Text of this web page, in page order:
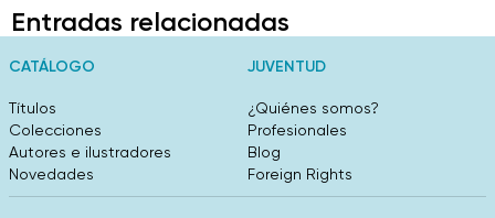
Entradas relacionadas
CATÁLOGO
Títulos
Colecciones
Autores e ilustradores
Novedades
JUVENTUD
¿Quiénes somos?
Profesionales
Blog
Foreign Rights